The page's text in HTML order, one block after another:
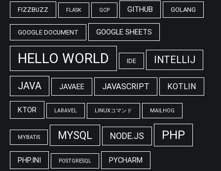
FIZZBUZZ FLASK GCP GITHUB GOLANG
GOOGLE DOCUMENT GOOGLE SHEETS
HELLO WORLD IDE INTELLIJ
JAVA JAVAEE JAVASCRIPT KOTLIN
KTOR LARAVEL LINUXコマンド MAILHOG
MYBATIS MYSQL NODE.JS PHP
PHP.INI POSTGRESQL PYCHARM